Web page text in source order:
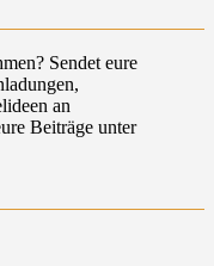
Sendet eure
an
Beiträge unter